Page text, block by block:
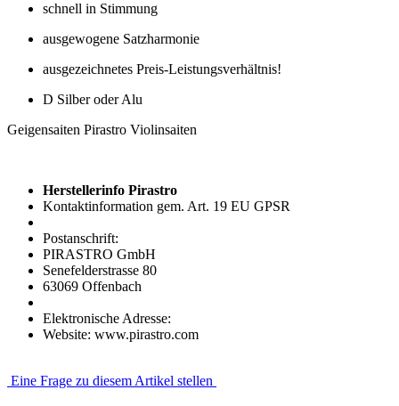
schnell in Stimmung
ausgewogene Satzharmonie
ausgezeichnetes Preis-Leistungsverhältnis!
D Silber oder Alu
Geigensaiten Pirastro Violinsaiten
Herstellerinfo Pirastro
Kontaktinformation gem. Art. 19 EU GPSR
Postanschrift:
PIRASTRO GmbH
Senefelderstrasse 80
63069 Offenbach
Elektronische Adresse:
Website: www.pirastro.com
Eine Frage zu diesem Artikel stellen